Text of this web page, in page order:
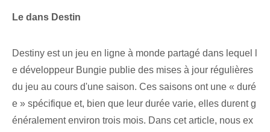
Le dans ‍Destin
Destiny est un jeu en ligne à monde partagé dans lequel l
e développeur Bungie publie des mises à jour régulières
du jeu au cours d'une saison. Ces saisons ont une « duré
e » spécifique et, bien que leur durée varie, elles durent g
énéralement environ trois mois. Dans cet article, nous ex